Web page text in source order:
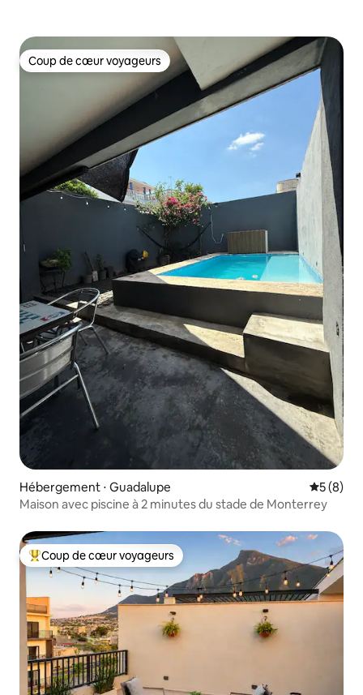
Coup de cœur voyageurs
Coup de cœur voyageurs
Hébergement ⋅ Guadalupe
5 (8)
Maison avec piscine à 2 minutes du stade de Monterrey
Coups de cœur voyageurs les plus appréciés
Coup de cœur voyageurs